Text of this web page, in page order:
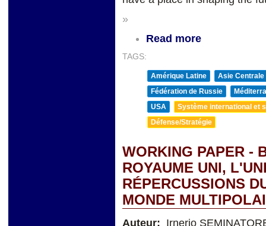
»
Read more
TAGS:
Amérique Latine
Asie Centrale
Fédération de Russie
USA
Système international et
Défense/Stratégie
WORKING PAPER -
ROYAUME UNI,
RÉPERCUSSIONS
MONDE
Auteur: Irnerio